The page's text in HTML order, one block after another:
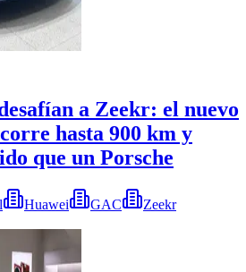
a Zeekr: el nuevo
hasta 900 km y
que un Porsche
Huawei GAC
Zeekr